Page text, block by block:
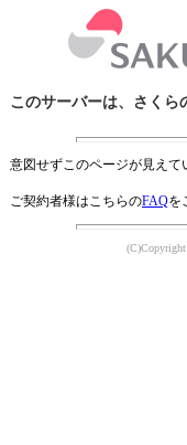
このサーバーは、さくら
意図せずこのページが見え
ご契約者様はこちらのFAQを